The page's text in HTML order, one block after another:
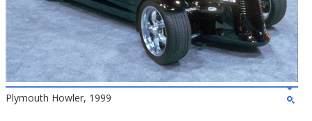
Plymouth Howler, 1999